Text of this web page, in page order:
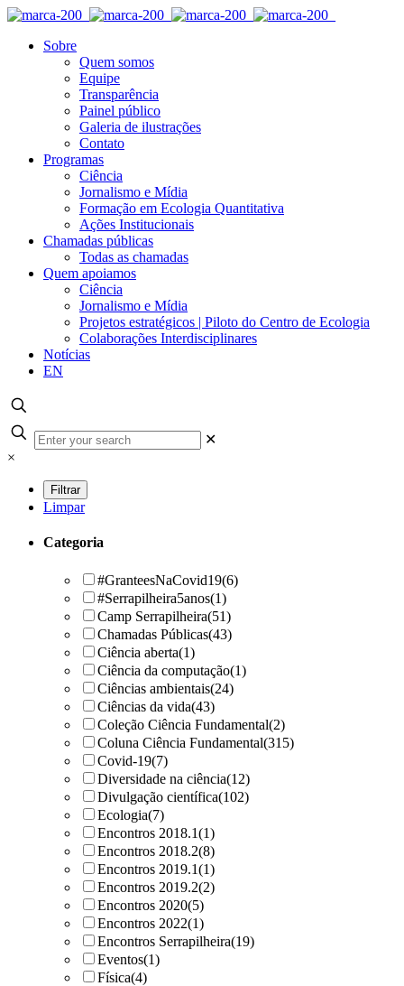
Sobre
Quem somos
Equipe
Transparência
Painel público
Galeria de ilustrações
Contato
Programas
Ciência
Jornalismo e Mídia
Formação em Ecologia Quantitativa
Ações Institucionais
Chamadas públicas
Todas as chamadas
Quem apoiamos
Ciência
Jornalismo e Mídia
Projetos estratégicos | Piloto do Centro de Ecologia
Colaborações Interdisciplinares
Notícias
EN
✕
×
Limpar
Categoria
#GranteesNaCovid19(6)
#Serrapilheira5anos(1)
Camp Serrapilheira(51)
Chamadas Públicas(43)
Ciência aberta(1)
Ciência da computação(1)
Ciências ambientais(24)
Ciências da vida(43)
Coleção Ciência Fundamental(2)
Coluna Ciência Fundamental(315)
Covid-19(7)
Diversidade na ciência(12)
Divulgação científica(102)
Ecologia(7)
Encontros 2018.1(1)
Encontros 2018.2(8)
Encontros 2019.1(1)
Encontros 2019.2(2)
Encontros 2020(5)
Encontros 2022(1)
Encontros Serrapilheira(19)
Eventos(1)
Física(4)